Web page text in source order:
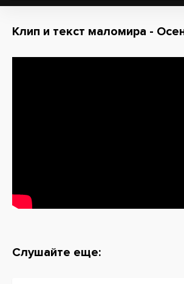
Клип и текст маломира -
Слушайте еще: